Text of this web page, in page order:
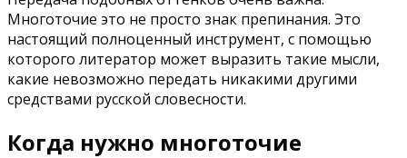
Многоточие это не просто знак препинания. Это
настоящий полноценный инструмент, с помощью
которого литератор может выразить такие мысли,
какие невозможно передать никакими другими
средствами русской словесности.
Когда нужно многоточие